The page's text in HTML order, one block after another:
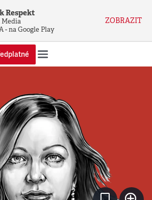
Respekt
Media
- na Google Play
ZOBRAZIT